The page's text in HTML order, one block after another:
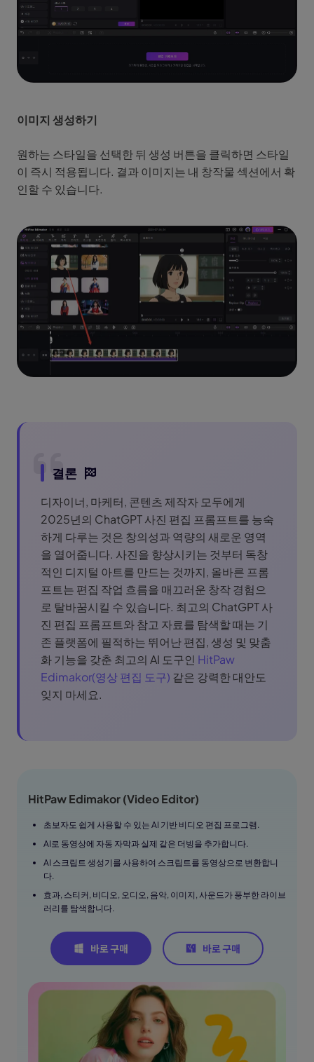
이미지 생성하기
원하는 스타일을 선택한 뒤 생성 버튼을 클릭하면 스타일
이 즉시 적용됩니다. 결과 이미지는 내 창작물 섹션에서 확
인할 수 있습니다.
결론
디자이너, 마케터, 콘텐츠 제작자 모두에게
2025년의 ChatGPT 사진 편집 프롬프트를 능숙
하게 다루는 것은 창의성과 역량의 새로운 영역
을 열어줍니다. 사진을 향상시키는 것부터 독창
적인 디지털 아트를 만드는 것까지, 올바른 프롬
프트는 편집 작업 흐름을 매끄러운 창작 경험으
로 탈바꿈시킬 수 있습니다. 최고의 ChatGPT 사
진 편집 프롬프트와 참고 자료를 탐색할 때는 기
존 플랫폼에 필적하는 뛰어난 편집, 생성 및 맞춤
화 기능을 갖춘 최고의 AI 도구인 HitPaw
Edimakor(영상 편집 도구) 같은 강력한 대안도
잊지 마세요.
HitPaw Edimakor (Video Editor)
초보자도 쉽게 사용할 수 있는 AI 기반 비디오 편집 프로그램.
AI로 동영상에 자동 자막과 실제 같은 더빙을 추가합니다.
AI 스크립트 생성기를 사용하여 스크립트를 동영상으로 변환합니
다.
효과, 스티커, 비디오, 오디오, 음악, 이미지, 사운드가 풍부한 라이브
러리를 탐색합니다.